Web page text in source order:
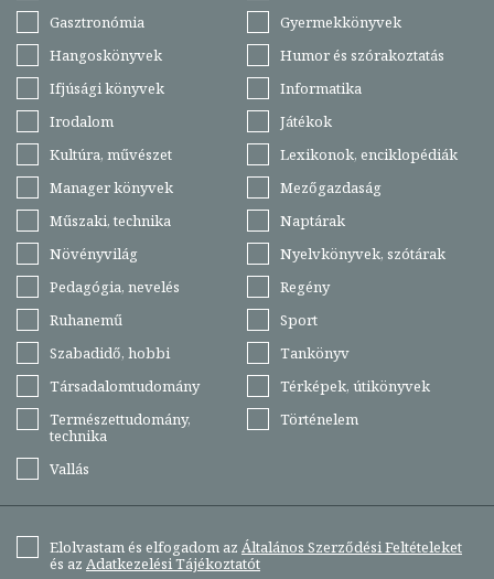
Gasztronómia
Gyermekkönyvek
Hangoskönyvek
Humor és szórakoztatás
Ifjúsági könyvek
Informatika
Irodalom
Játékok
Kultúra, művészet
Lexikonok, enciklopédiák
Manager könyvek
Mezőgazdaság
Műszaki, technika
Naptárak
Növényvilág
Nyelvkönyvek, szótárak
Pedagógia, nevelés
Regény
Ruhanemű
Sport
Szabadidő, hobbi
Tankönyv
Társadalomtudomány
Térképek, útikönyvek
Természettudomány,
technika
Történelem
Vallás
Elolvastam és elfogadom az Általános Szerződési Feltételeket
és az Adatkezelési Tájékoztatót